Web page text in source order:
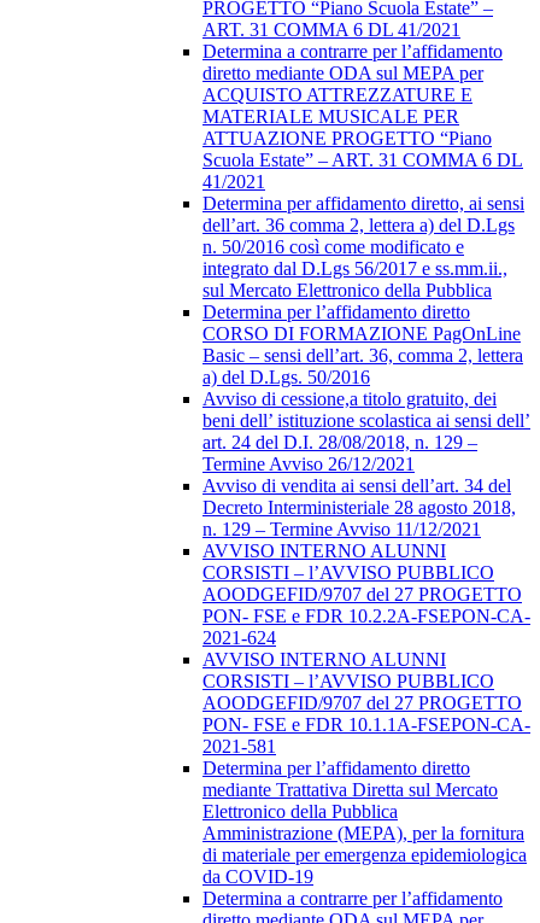
PROGETTO “Piano Scuola Estate” –
ART. 31 COMMA 6 DL 41/2021
Determina a contrarre per l’affidamento
diretto mediante ODA sul MEPA per
ACQUISTO ATTREZZATURE E
MATERIALE MUSICALE PER
ATTUAZIONE PROGETTO “Piano
Scuola Estate” – ART. 31 COMMA 6 DL
41/2021
Determina per affidamento diretto, ai sensi
dell’art. 36 comma 2, lettera a) del D.Lgs
n. 50/2016 così come modificato e
integrato dal D.Lgs 56/2017 e ss.mm.ii.,
sul Mercato Elettronico della Pubblica
Determina per l’affidamento diretto
CORSO DI FORMAZIONE PagOnLine
Basic – sensi dell’art. 36, comma 2, lettera
a) del D.Lgs. 50/2016
Avviso di cessione,a titolo gratuito, dei
beni dell’ istituzione scolastica ai sensi dell’
art. 24 del D.I. 28/08/2018, n. 129 –
Termine Avviso 26/12/2021
Avviso di vendita ai sensi dell’art. 34 del
Decreto Interministeriale 28 agosto 2018,
n. 129 – Termine Avviso 11/12/2021
AVVISO INTERNO ALUNNI
CORSISTI – l’AVVISO PUBBLICO
AOODGEFID/9707 del 27 PROGETTO
PON- FSE e FDR 10.2.2A-FSEPON-CA-
2021-624
AVVISO INTERNO ALUNNI
CORSISTI – l’AVVISO PUBBLICO
AOODGEFID/9707 del 27 PROGETTO
PON- FSE e FDR 10.1.1A-FSEPON-CA-
2021-581
Determina per l’affidamento diretto
mediante Trattativa Diretta sul Mercato
Elettronico della Pubblica
Amministrazione (MEPA), per la fornitura
di materiale per emergenza epidemiologica
da COVID-19
Determina a contrarre per l’affidamento